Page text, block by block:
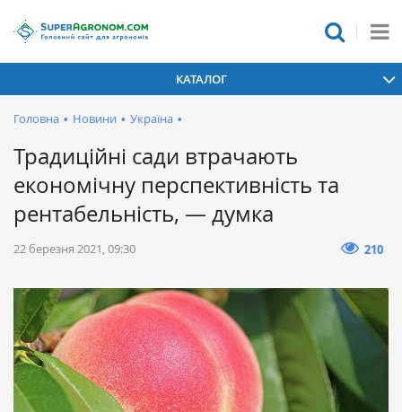
КАТАЛОГ
Головна • Новини • Україна •
Традиційні сади втрачають
економічну перспективність та
рентабельність, — думка
22 березня 2021, 09:30 210